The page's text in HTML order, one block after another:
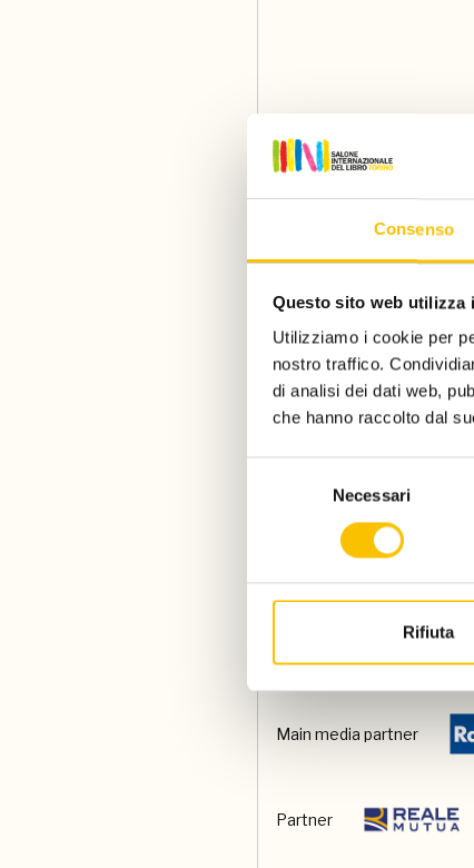
Consenso
Questo sito web utilizza
Utilizziamo i cookie per
nostro traffico.
di analisi dei dati web,
che hanno raccolto dal
Necessari
Rifiuta
Un progetto di
Main media partner
Partner